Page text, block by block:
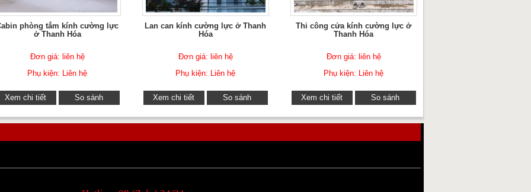
phòng tắm kính cường lực
ở Thanh Hóa
Đơn giá: liên hệ
Phụ kiện: Liên hệ
Xem chi tiết So sánh
Lan can kính cường lực ở Thanh
Hóa
Đơn giá: liên hệ
Phụ kiện: Liên hệ
Xem chi tiết So sánh
Thi công cửa kính cường lực ở
Thanh Hóa
Đơn giá: liên hệ
Phụ kiện: Liên hệ
Xem chi tiết So sánh